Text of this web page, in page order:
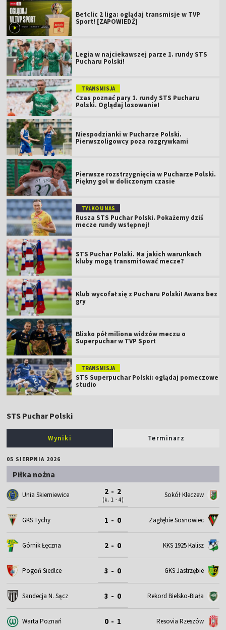
Betclic 2 liga: oglądaj transmisje w TVP
Sport! [ZAPOWIEDŹ]
Legia w najciekawszej parze 1. rundy STS
Pucharu Polski!
TRANSMISJA
Czas poznać pary 1. rundy STS Pucharu
Polski. Oglądaj losowanie!
Niespodzianki w Pucharze Polski.
Pierwszoligowcy poza rozgrywkami
Pierwsze rozstrzygnięcia w Pucharze Polski.
Piękny gol w doliczonym czasie
TYLKO U NAS
Rusza STS Puchar Polski. Pokażemy dziś
mecze rundy wstępnej!
STS Puchar Polski. Na jakich warunkach
kluby mogą transmitować mecze?
Klub wycofał się z Pucharu Polski! Awans bez
gry
Blisko pół miliona widzów meczu o
Superpuchar w TVP Sport
TRANSMISJA
STS Superpuchar Polski: oglądaj pomeczowe
studio
STS Puchar Polski
Wyniki Terminarz
05 SIERPNIA 2026
Piłka nożna
Unia Skierniewice 2 - 2
(k. 1 - 4)
Sokół Kleczew
GKS Tychy 1 - 0 Zagłębie Sosnowiec
Górnik Łęczna 2 - 0 KKS 1925 Kalisz
Pogoń Siedlce 3 - 0 GKS Jastrzębie
Sandecja N. Sącz 3 - 0 Rekord Bielsko-Biała
Warta Poznań 0 - 1 Resovia Rzeszów